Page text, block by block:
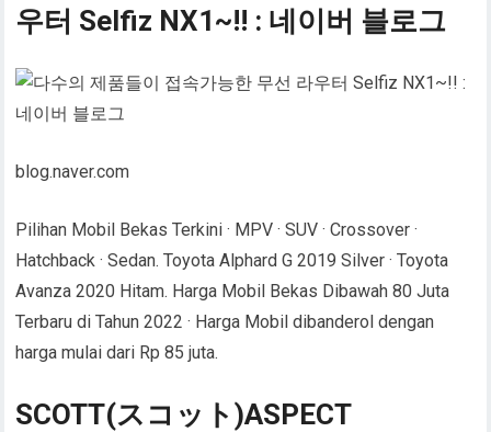
우터 Selfiz NX1~!! : 네이버 블로그
blog.naver.com
Pilihan Mobil Bekas Terkini · MPV · SUV · Crossover ·
Hatchback · Sedan. Toyota Alphard G 2019 Silver · Toyota
Avanza 2020 Hitam. Harga Mobil Bekas Dibawah 80 Juta
Terbaru di Tahun 2022 · Harga Mobil dibanderol dengan
harga mulai dari Rp 85 juta.
SCOTT(スコット)ASPECT